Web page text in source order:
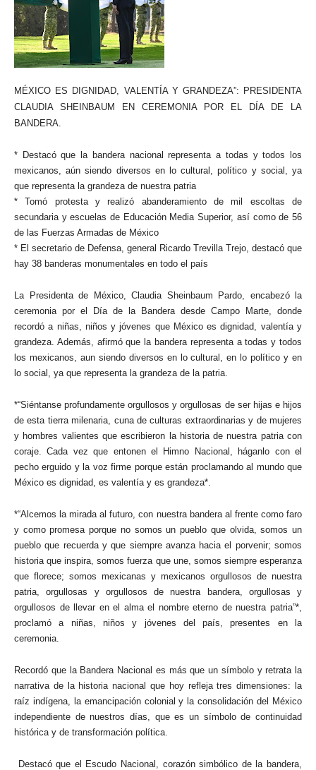
MÉXICO ES DIGNIDAD, VALENTÍA Y GRANDEZA”: PRESIDENTA
CLAUDIA SHEINBAUM EN CEREMONIA POR EL DÍA DE LA
BANDERA.
* Destacó que la bandera nacional representa a todas y todos los
mexicanos, aún siendo diversos en lo cultural, político y social, ya
que representa la grandeza de nuestra patria
* Tomó protesta y realizó abanderamiento de mil escoltas de
secundaria y escuelas de Educación Media Superior, así como de 56
de las Fuerzas Armadas de México
* El secretario de Defensa, general Ricardo Trevilla Trejo, destacó que
hay 38 banderas monumentales en todo el país
La Presidenta de México, Claudia Sheinbaum Pardo, encabezó la
ceremonia por el Día de la Bandera desde Campo Marte, donde
recordó a niñas, niños y jóvenes que México es dignidad, valentía y
grandeza. Además, afirmó que la bandera representa a todas y todos
los mexicanos, aun siendo diversos en lo cultural, en lo político y en
lo social, ya que representa la grandeza de la patria.
*“Siéntanse profundamente orgullosos y orgullosas de ser hijas e hijos
de esta tierra milenaria, cuna de culturas extraordinarias y de mujeres
y hombres valientes que escribieron la historia de nuestra patria con
coraje. Cada vez que entonen el Himno Nacional, háganlo con el
pecho erguido y la voz firme porque están proclamando al mundo que
México es dignidad, es valentía y es grandeza*.
*“Alcemos la mirada al futuro, con nuestra bandera al frente como faro
y como promesa porque no somos un pueblo que olvida, somos un
pueblo que recuerda y que siempre avanza hacia el porvenir; somos
historia que inspira, somos fuerza que une, somos siempre esperanza
que florece; somos mexicanas y mexicanos orgullosos de nuestra
patria, orgullosas y orgullosos de nuestra bandera, orgullosas y
orgullosos de llevar en el alma el nombre eterno de nuestra patria”*,
proclamó a niñas, niños y jóvenes del país, presentes en la
ceremonia.
Recordó que la Bandera Nacional es más que un símbolo y retrata la
narrativa de la historia nacional que hoy refleja tres dimensiones: la
raíz indígena, la emancipación colonial y la consolidación del México
independiente de nuestros días, que es un símbolo de continuidad
histórica y de transformación política.
Destacó que el Escudo Nacional, corazón simbólico de la bandera,